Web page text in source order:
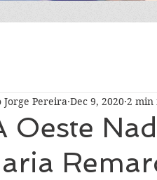
Oeste
Jorge Pereira Dec 9, 2020 2 min